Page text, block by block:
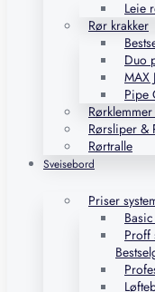
Leie
Rør krakker
Duo
MAX
Pipe
Rørsliper &
Rørtralle
Sveisebord
Priser
Proff